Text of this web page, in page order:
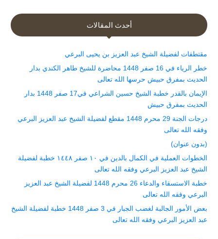
أحدث المقالات
مقتطفات لفضيلة الشيخ عبد العزيز بن يحيى البرعي
خطر الرياء في 16 صفر 1448 محاضرة للشيخ طاهر الكندي بدار
الحديث بمفرق حبيش حرسها الله تعالى
الإيمان بالقدر خطبة الشيخ حسين الشراعي في17 صفر 1448 بدار
الحديث بمفرق حبيش
درجات الجنة 29 محرم 1448 مقطع لفضيلة الشيخ عبد العزيز البرعي
وفقه الله تعالى
(بدون عنوان)
الخطوات العملية في الكمال بالدين في ١٠ صفر ١٤٤٨ خطبة لفضيلة
الشيخ عبد العزيز البرعي وفقه الله تعالى
خطبة الاستسقاء والدعاء 26 محرم 1448 لفضيلة الشيخ عبد العزيز
البرعي وفقه الله تعالى
بعض الأمور الجالبة لغضب الجبار في 3 صفر 1448 خطبة لفضيلة الشيخ
عبد العزيز البرعي وفقه الله تعالى